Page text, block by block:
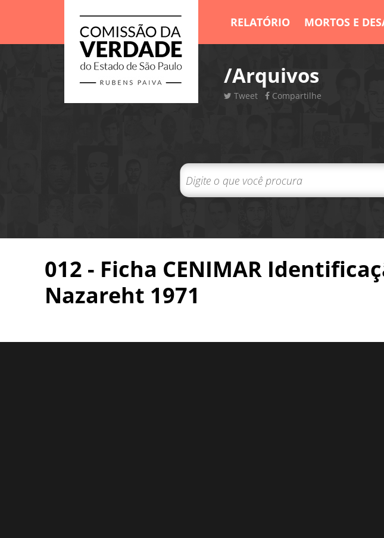
RELATÓRIO MORTOS E
/Arquivos
Tweet Compartilhe
012 - Ficha CENIMAR
Nazareht 1971